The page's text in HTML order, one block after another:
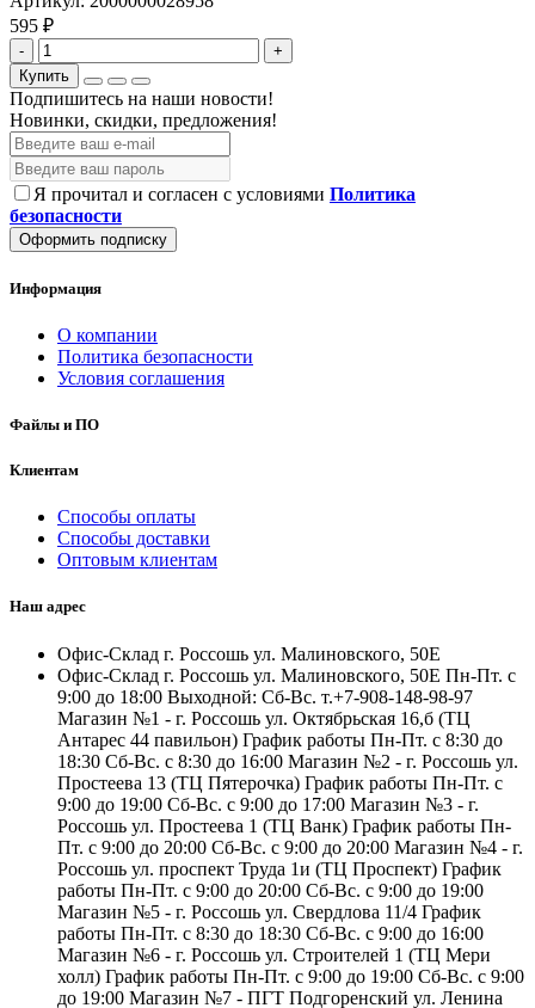
595 ₽
-
+
Купить
Подпишитесь на наши новости!
Новинки, скидки, предложения!
Я прочитал и согласен с условиями Политика
безопасности
Оформить подписку
Информация
О компании
Политика безопасности
Условия соглашения
Файлы и ПО
Клиентам
Способы оплаты
Способы доставки
Оптовым клиентам
Наш адрес
Офис-Склад г. Россошь ул. Малиновского, 50Е
Офис-Склад г. Россошь ул. Малиновского, 50Е Пн-Пт. с
9:00 до 18:00 Выходной: Сб-Вс. т.+7-908-148-98-97
Магазин №1 - г. Россошь ул. Октябрьская 16,б (ТЦ
Антарес 44 павильон) График работы Пн-Пт. с 8:30 до
18:30 Сб-Вс. с 8:30 до 16:00 Магазин №2 - г. Россошь ул.
Простеева 13 (ТЦ Пятерочка) График работы Пн-Пт. с
9:00 до 19:00 Сб-Вс. с 9:00 до 17:00 Магазин №3 - г.
Россошь ул. Простеева 1 (ТЦ Ванк) График работы Пн-
Пт. с 9:00 до 20:00 Сб-Вс. с 9:00 до 20:00 Магазин №4 - г.
Россошь ул. проспект Труда 1и (ТЦ Проспект) График
работы Пн-Пт. с 9:00 до 20:00 Сб-Вс. с 9:00 до 19:00
Магазин №5 - г. Россошь ул. Свердлова 11/4 График
работы Пн-Пт. с 8:30 до 18:30 Сб-Вс. с 9:00 до 16:00
Магазин №6 - г. Россошь ул. Строителей 1 (ТЦ Мери
холл) График работы Пн-Пт. с 9:00 до 19:00 Сб-Вс. с 9:00
до 19:00 Магазин №7 - ПГТ Подгоренский ул. Ленина